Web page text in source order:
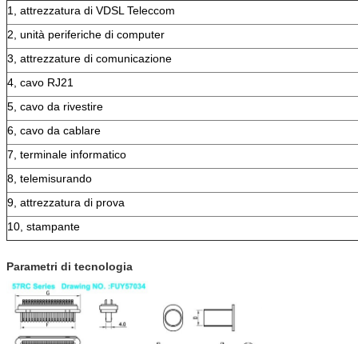
1, attrezzatura di VDSL Teleccom
2, unità periferiche di computer
3, attrezzature di comunicazione
4, cavo RJ21
5, cavo da rivestire
6, cavo da cablare
7, terminale informatico
8, telemisurando
9, attrezzatura di prova
10, stampante
Parametri di tecnologia